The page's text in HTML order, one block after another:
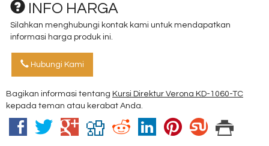
INFO HARGA
Silahkan menghubungi kontak kami untuk mendapatkan
informasi harga produk ini.
Hubungi Kami
Bagikan informasi tentang Kursi Direktur Verona KD-1060-TC
kepada teman atau kerabat Anda.